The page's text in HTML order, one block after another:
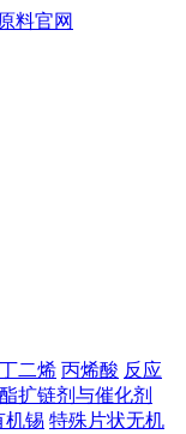
二烯 丙烯酸 反应
扩链剂与催化剂
机锡 特殊片状无机